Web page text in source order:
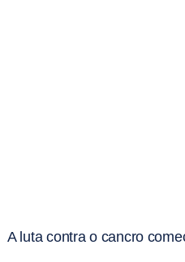
A luta contra o cancro